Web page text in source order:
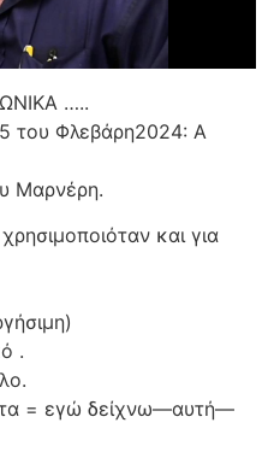
…..
του Φλεβάρη2024: Α
Μαρνέρη.
και για
.
= εγώ δείχνω—αυτή—